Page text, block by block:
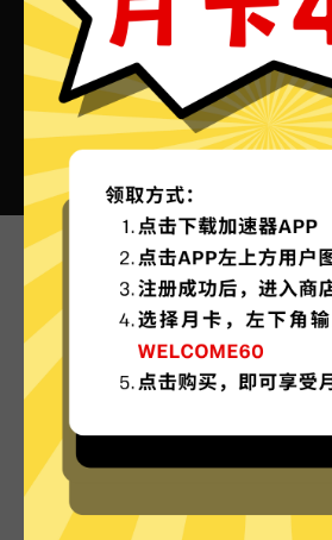
夏时加速器VPN